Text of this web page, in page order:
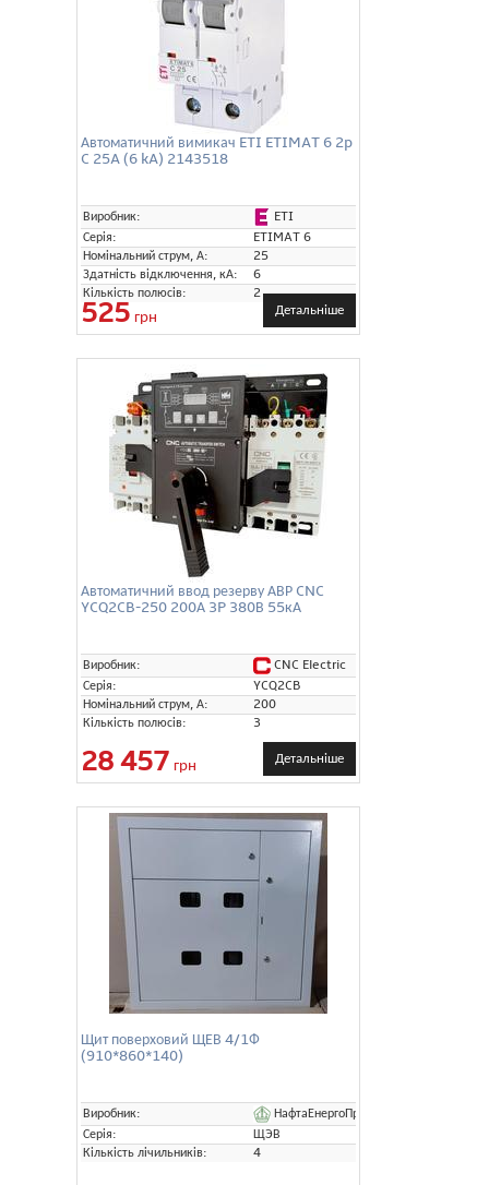
Автоматичний вимикач ETI ETIMAT 6 2p
C 25A (6 kA) 2143518
Виробник:
ETI
Серія:
ETIMAT 6
Номінальний струм, А:
25
Здатність відключення, кА:
6
Кількість полюсів:
2
525 грн Детальніше
Автоматичний ввод резерву АВР CNC
YCQ2CB-250 200А 3P 380В 55кА
Виробник:
CNC Electric
Серія:
YCQ2CB
Номінальний струм, А:
200
Кількість полюсів:
3
28 457 грн Детальніше
Щит поверховий ЩЕВ 4/1Ф
(910*860*140)
Виробник:
НафтаЕнергоПром
Серія:
ЩЭВ
Кількість лічильників:
4